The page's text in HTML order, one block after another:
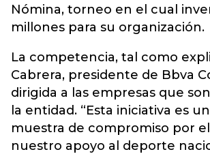
Nómina, torneo en el cual
millones para su organización.
La competencia, tal como
Cabrera, presidente de Bbva
dirigida a las empresas que
la entidad. “Esta iniciativa es
muestra de compromiso por
nuestro apoyo al deporte